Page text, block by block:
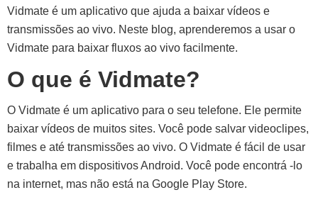
Vidmate é um aplicativo que ajuda a baixar vídeos e
transmissões ao vivo. Neste blog, aprenderemos a usar o
Vidmate para baixar fluxos ao vivo facilmente.
O que é Vidmate?
O Vidmate é um aplicativo para o seu telefone. Ele permite
baixar vídeos de muitos sites. Você pode salvar videoclipes,
filmes e até transmissões ao vivo. O Vidmate é fácil de usar
e trabalha em dispositivos Android. Você pode encontrá -lo
na internet, mas não está na Google Play Store.